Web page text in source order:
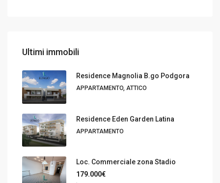
Ultimi immobili
Residence Magnolia B.go Podgora
APPARTAMENTO, ATTICO
Residence Eden Garden Latina
APPARTAMENTO
Loc. Commerciale zona Stadio
179.000€